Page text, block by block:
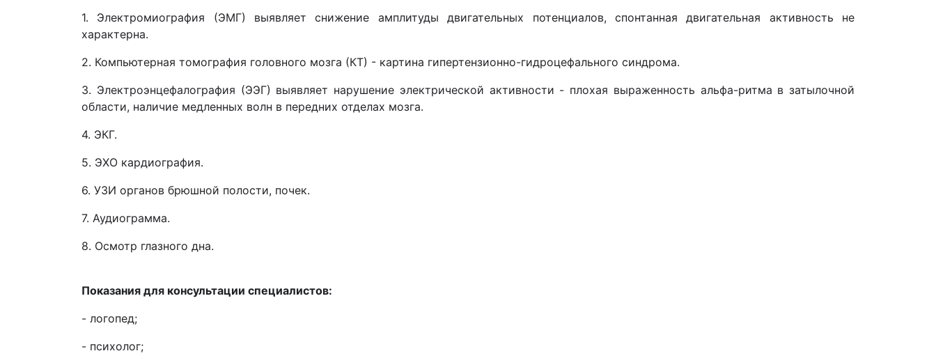
1. Электромиография (ЭМГ) выявляет снижение амплитуды двигательных потенциалов, спонтанная двигательная активность не
характерна.
2. Компьютерная томография головного мозга (КТ) - картина гипертензионно-гидроцефального синдрома.
3. Электроэнцефалография (ЭЭГ) выявляет нарушение электрической активности - плохая выраженность альфа-ритма в затылочной
области, наличие медленных волн в передних отделах мозга.
4. ЭКГ.
5. ЭХО кардиография.
6. УЗИ органов брюшной полости, почек.
7. Аудиограмма.
8. Осмотр глазного дна.
Показания для консультации специалистов:
- логопед;
- психолог;